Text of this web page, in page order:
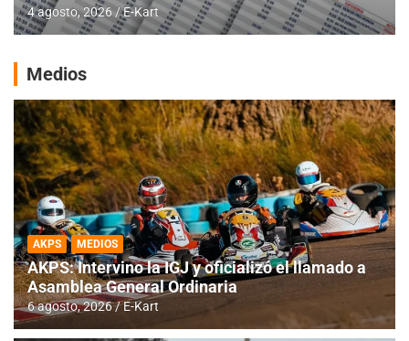
4 agosto, 2026 E-Kart
Medios
AKPS MEDIOS
AKPS: Intervino la IGJ y oficializó el llamado a
Asamblea General Ordinaria
6 agosto, 2026 E-Kart